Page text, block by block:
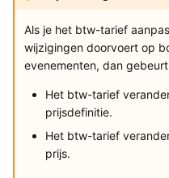
Als je het btw-tarief
wijzigingen doorvoert op
evenementen, dan
Het btw-tarief
prijsdefinitie.
Het btw-tarief
prijs.